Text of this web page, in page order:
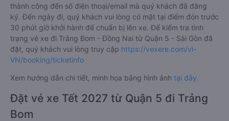
thành công đến số điện thoại/email mà quý khách đã đăng
ký. Đến ngày đi, quý khách vui lòng có mặt tại điểm đón trước
30 phút giờ khởi hành để chuẩn bị lên xe. Để kiểm tra tình
trạng vé xe đi Trảng Bom - Đồng Nai từ Quận 5 - Sài Gòn đã
đặt, quý khách vui lòng truy cập https://vexere.com/vi-
VN/booking/ticketinfo
Xem hướng dẫn chi tiết, minh họa bằng hình ảnh tại đây.
Đặt vé xe Tết 2027 từ Quận 5 đi Trảng
Bom